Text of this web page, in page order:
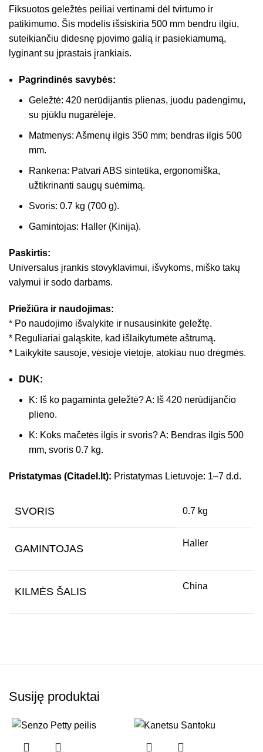
Fiksuotos geležtės peiliai vertinami dėl tvirtumo ir
patikimumo. Šis modelis išsiskiria 500 mm bendru ilgiu,
suteikiančiu didesnę pjovimo galią ir pasiekiamumą,
lyginant su įprastais įrankiais.
Pagrindinės savybės:
Geležtė: 420 nerūdijantis plienas, juodu padengimu,
su pjūklu nugarėlėje.
Matmenys: Ašmenų ilgis 350 mm; bendras ilgis 500
mm.
Rankena: Patvari ABS sintetika, ergonomiška,
užtikrinanti saugų suėmimą.
Svoris: 0.7 kg (700 g).
Gamintojas: Haller (Kinija).
Paskirtis:
Universalus įrankis stovyklavimui, išvykoms, miško takų
valymui ir sodo darbams.
Priežiūra ir naudojimas:
* Po naudojimo išvalykite ir nusausinkite geležtę.
* Reguliariai galąskite, kad išlaikytumėte aštrumą.
* Laikykite sausoje, vėsioje vietoje, atokiau nuo drėgmės.
DUK:
K: Iš ko pagaminta geležtė? A: Iš 420 nerūdijančio
plieno.
K: Koks mačetės ilgis ir svoris? A: Bendras ilgis 500
mm, svoris 0.7 kg.
Pristatymas (Citadel.lt): Pristatymas Lietuvoje: 1–7 d.d.
SVORIS 0.7 kg
GAMINTOJAS Haller
KILMĖS ŠALIS China
Susiję produktai